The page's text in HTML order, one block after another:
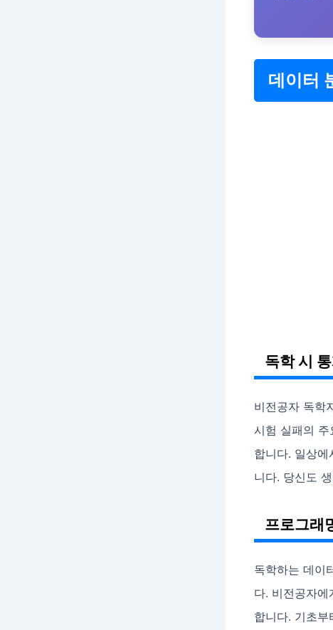
데이터
독학 시
비전공자 독학
시험 실패의
합니다. 일상
니다. 당신도
프로그래
독학하는 데이
다. 비전공자
합니다. 기초